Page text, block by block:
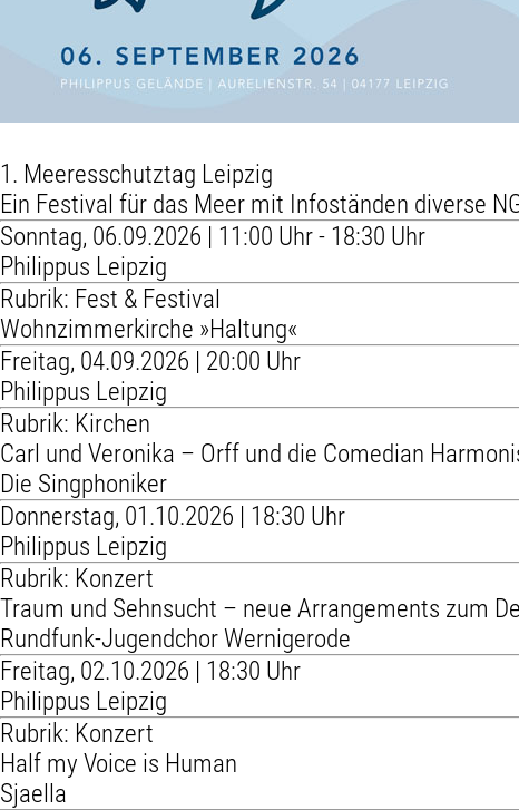
1. Meeresschutztag Leipzig
Ein Festival für das Meer mit Infoständen diverse
Sonntag, 06.09.2026 | 11:00 Uhr - 18:30 Uhr
Philippus Leipzig
Rubrik: Fest & Festival
Wohnzimmerkirche »Haltung«
Freitag, 04.09.2026 | 20:00 Uhr
Philippus Leipzig
Rubrik: Kirchen
Carl und Veronika – Orff und die Comedian
Die Singphoniker
Donnerstag, 01.10.2026 | 18:30 Uhr
Philippus Leipzig
Rubrik: Konzert
Traum und Sehnsucht – neue Arrangements zum
Rundfunk-Jugendchor Wernigerode
Freitag, 02.10.2026 | 18:30 Uhr
Philippus Leipzig
Rubrik: Konzert
Half my Voice is Human
Sjaella